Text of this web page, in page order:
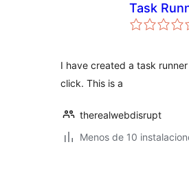
Task
I have created a task
click. This is a
therealwebdisrupt
Menos de 10